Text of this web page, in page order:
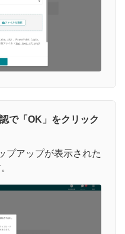
で「OK」をクリック
プアップが表示された